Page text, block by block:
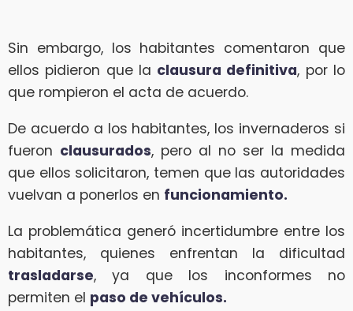
Sin embargo, los habitantes comentaron que
ellos pidieron que la clausura definitiva, por lo
que rompieron el acta de acuerdo.
De acuerdo a los habitantes, los invernaderos si
fueron clausurados, pero al no ser la medida
que ellos solicitaron, temen que las autoridades
vuelvan a ponerlos en funcionamiento.
La problemática generó incertidumbre entre los
habitantes, quienes enfrentan la dificultad
trasladarse, ya que los inconformes no
permiten el paso de vehículos.